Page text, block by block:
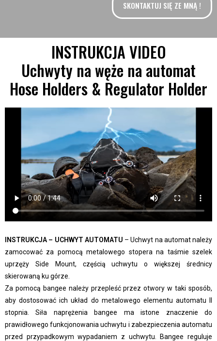
SKONTAKTUJ SIĘ ZE MNĄ !
INSTRUKCJA VIDEO
Uchwyty na węże na automat
Hose Holders & Regulator Holder
INSTRUKCJA – UCHWYT AUTOMATU – Uchwyt na automat należy
zamocować za pomocą metalowego stopera na taśmie szelek
uprzęży Side Mount, częścią uchwytu o większej średnicy
skierowaną ku górze.
Za pomocą bangee należy przepleść przez otwory w taki sposób,
aby dostosować ich układ do metalowego elementu automatu II
stopnia. Siła naprężenia bangee ma istone znaczenie do
prawidłowego funkcjonowania uchwytu i zabezpieczenia automatu
przed przypadkowym wypadaniem z uchwytu. Bangee reguluje